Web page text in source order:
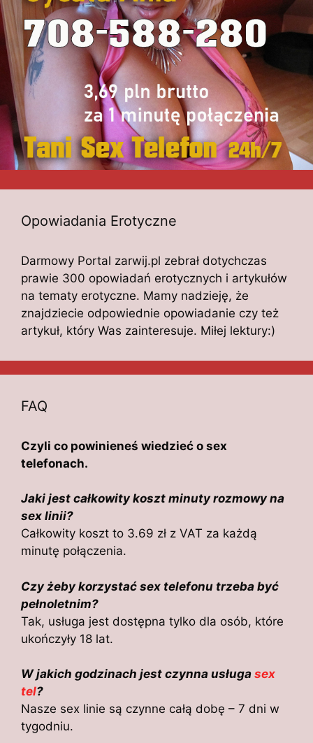
Opowiadania Erotyczne
Darmowy Portal zarwij.pl zebrał dotychczas
prawie 300 opowiadań erotycznych i artykułów
na tematy erotyczne. Mamy nadzieję, że
znajdziecie odpowiednie opowiadanie czy też
artykuł, który Was zainteresuje. Miłej lektury:)
FAQ
Czyli co powinieneś wiedzieć o sex
telefonach.
Jaki jest całkowity koszt minuty rozmowy na
sex linii?
Całkowity koszt to 3.69 zł z VAT za każdą
minutę połączenia.
Czy żeby korzystać sex telefonu trzeba być
pełnoletnim?
Tak, usługa jest dostępna tylko dla osób, które
ukończyły 18 lat.
W jakich godzinach jest czynna usługa sex
tel?
Nasze sex linie są czynne całą dobę – 7 dni w
tygodniu.